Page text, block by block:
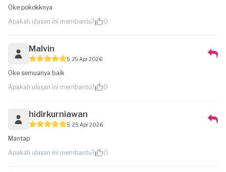
Oke pokokknya
Apakah ulasan ini membantu?
0
Malvin
5 29 Apr 2026
Oke semuanya baik
Apakah ulasan ini membantu?
0
hidirkurniawan
5 25 Apr 2026
Mantap
Apakah ulasan ini membantu?
0